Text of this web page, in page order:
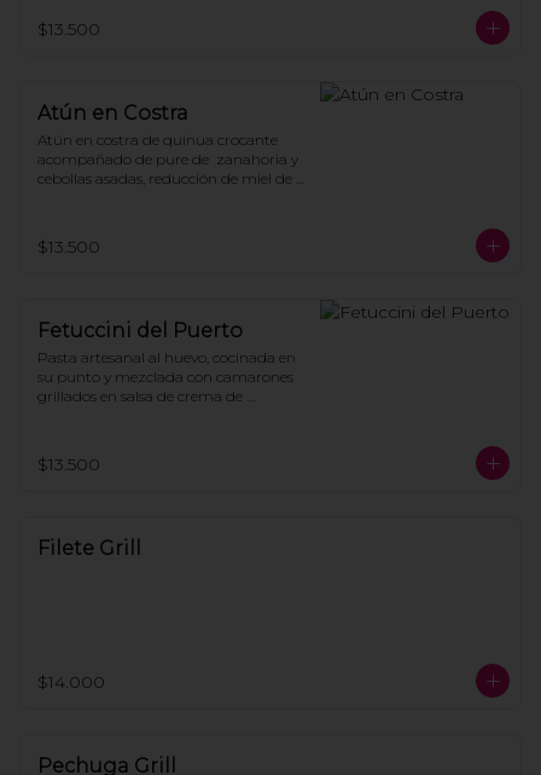
$13.500
Atún en Costra
Atún en costra de quinua crocante
acompañado de pure de  zanahoria y
cebollas asadas, reducción de miel de
$13.500
Fetuccini del Puerto
Pasta artesanal al huevo, cocinada en
su punto y mezclada con camarones
grillados en salsa de crema de
$13.500
Filete Grill
$14.000
Pechuga Grill